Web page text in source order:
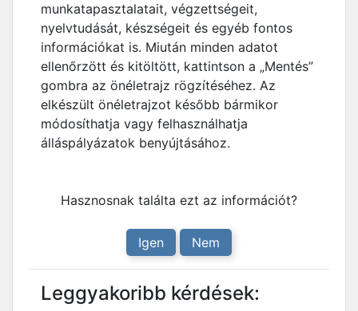
munkatapasztalatait, végzettségeit,
nyelvtudását, készségeit és egyéb fontos
információkat is. Miután minden adatot
ellenőrzött és kitöltött, kattintson a „Mentés”
gombra az önéletrajz rögzítéséhez. Az
elkészült önéletrajzot később bármikor
módosíthatja vagy felhasználhatja
álláspályázatok benyújtásához.
Hasznosnak találta ezt az információt?
Igen Nem
Leggyakoribb kérdések: